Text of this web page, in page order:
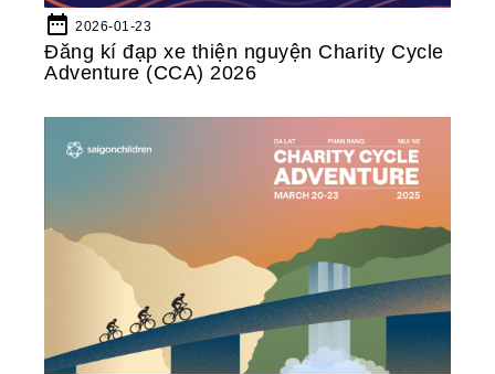
date_range 2026-01-23
Đăng kí đạp xe thiện nguyện Charity Cycle
Adventure (CCA) 2026